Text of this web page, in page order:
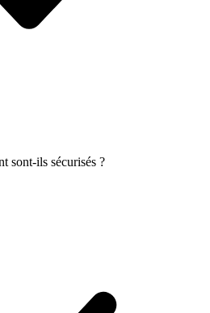
sont-ils sécurisés ?